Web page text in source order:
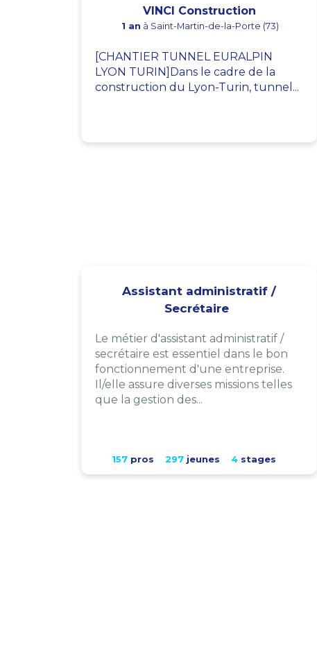
VINCI Construction
1 an à Saint-Martin-de-la-Porte (73)
[CHANTIER TUNNEL EURALPIN
LYON TURIN]Dans le cadre de la
construction du Lyon-Turin, tunnel...
Assistant administratif /
Secrétaire
Le métier d'assistant administratif /
secrétaire est essentiel dans le bon
fonctionnement d'une entreprise.
Il/elle assure diverses missions telles
que la gestion des...
157pros 297jeunes 4stages